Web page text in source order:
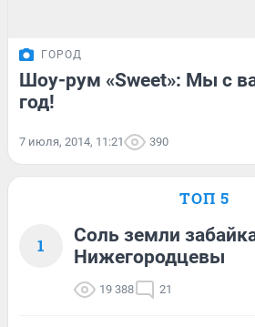
ГОРОД
Шоу-рум «Sweet»: Мы с
год!
7 июля, 2014, 11:21 390
ТОП 5
1
Соль земли
Нижегородцевы
19 388 21